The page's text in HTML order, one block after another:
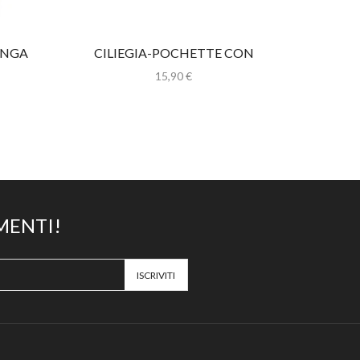
CILIEGIA-POCHETTE CON
TRACOLLA
15,90€